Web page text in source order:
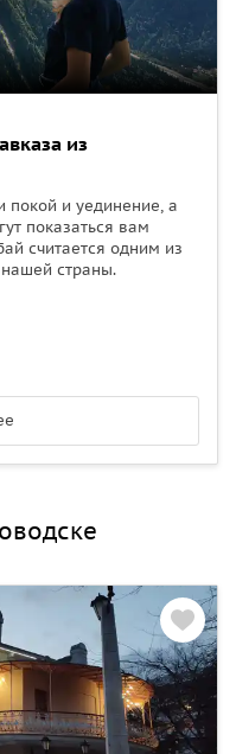
из
покой и уединение, а
показаться вам
считается одним из
страны.